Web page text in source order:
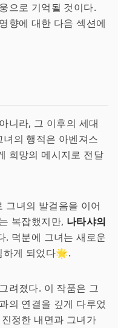
으로 기억될 것이다.
향에 대한 다음 섹션에
니라, 그 이후의 세대
의 행적은 아벤져스
희망의 메시지로 전달
그녀의 발걸음을 이어
복잡했지만, 나타샤의
. 덕분에 그녀는 새로운
하게 되었다🌟.
려졌다. 이 작품은 그
의 연결을 깊게 다루었
정한 내면과 그녀가